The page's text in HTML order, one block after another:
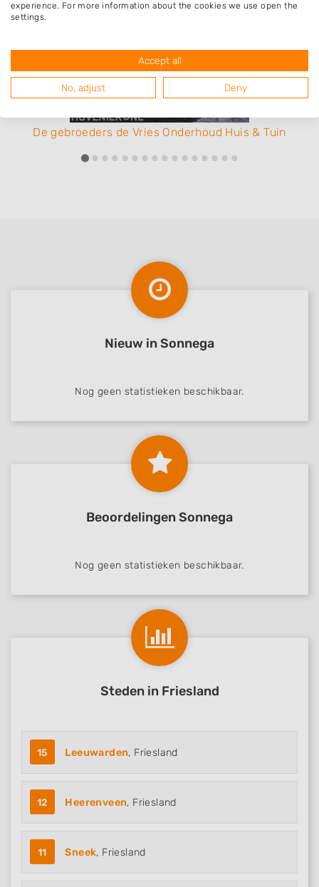
De gebroeders de Vries Onderhoud Huis & Tuin
Nieuw in Sonnega
Nog geen statistieken beschikbaar.
Beoordelingen Sonnega
Nog geen statistieken beschikbaar.
Steden in Friesland
15 Leeuwarden, Friesland
12 Heerenveen, Friesland
11 Sneek, Friesland
experience. For more information about the cookies we use open the
settings.
Accept all
No, adjust Deny